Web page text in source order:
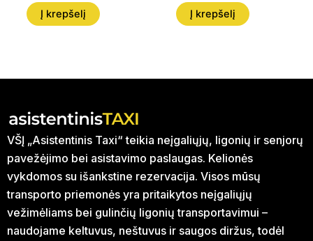
Į krepšelį Į krepšelį
VŠĮ „Asistentinis Taxi“ teikia neįgaliųjų, ligonių ir senjorų
pavežėjimo bei asistavimo paslaugas. Kelionės
vykdomos su išankstine rezervacija. Visos mūsų
transporto priemonės yra pritaikytos neįgaliųjų
vežimėliams bei gulinčių ligonių transportavimui –
naudojame keltuvus, neštuvus ir saugos diržus, todėl